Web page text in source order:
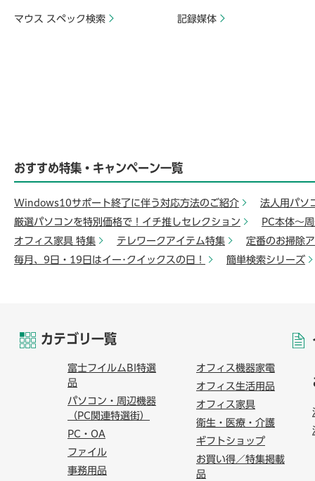
マウス スペック検索 記録媒体
おすすめ特集・キャンペーン一覧
Windows10サポート終了に伴う対応方法のご紹介
法人用パソ
厳選パソコンを特別価格で！イチ推しセレクション
PC本体～
オフィス家具 特集
テレワークアイテム特集
定番のお掃除
毎月、9日・19日はイー･クイックスの日！
簡単検索シリーズ
カテゴリ一覧
富士フイルムBI特選
品
パソコン・周辺機器
（PC関連特選街）
PC・OA
ファイル
事務用品
オフィス機器家電
オフィス生活用品
オフィス家具
衛生・医療・介護
ギフトショップ
お買い得／特集掲載
品